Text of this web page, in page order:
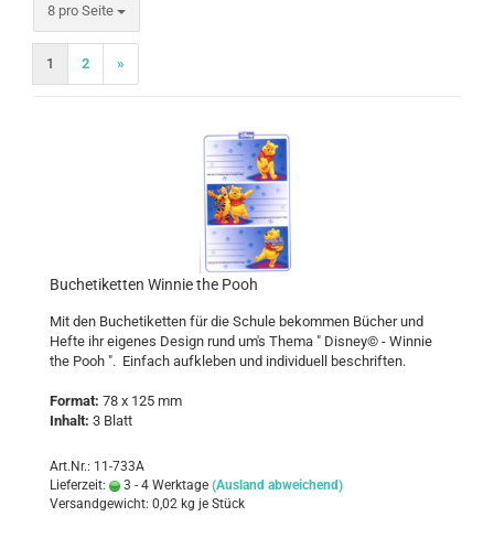
8 pro Seite
pro Seite
1 2 »
Bu­ch­eti­ket­ten Win­nie the Pooh
Mit den Bu­ch­eti­ket­ten für die Schu­le be­kom­men Bü­cher und
Hefte ihr ei­ge­nes De­sign rund um's Thema " Dis­ney© - Win­nie
the Pooh ". Ein­fach auf­kle­ben und in­di­vi­du­ell be­schrif­ten.
For­mat: 78 x 125 mm
In­halt: 3 Blatt
Art.Nr.: 11-733A
Lieferzeit:
3 - 4 Werktage (Ausland abweichend)
Versandgewicht: 0,02 kg je Stück